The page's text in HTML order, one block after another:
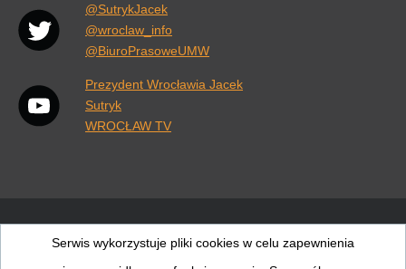
@SutrykJacek
@wroclaw_info
@BiuroPrasoweUMW
Prezydent Wrocławia Jacek
Sutryk
WROCŁAW TV
Wiadomości Pogoda Rozkłady jazdy Wrocław
Serwis wykorzystuje pliki cookies w celu zapewnienia